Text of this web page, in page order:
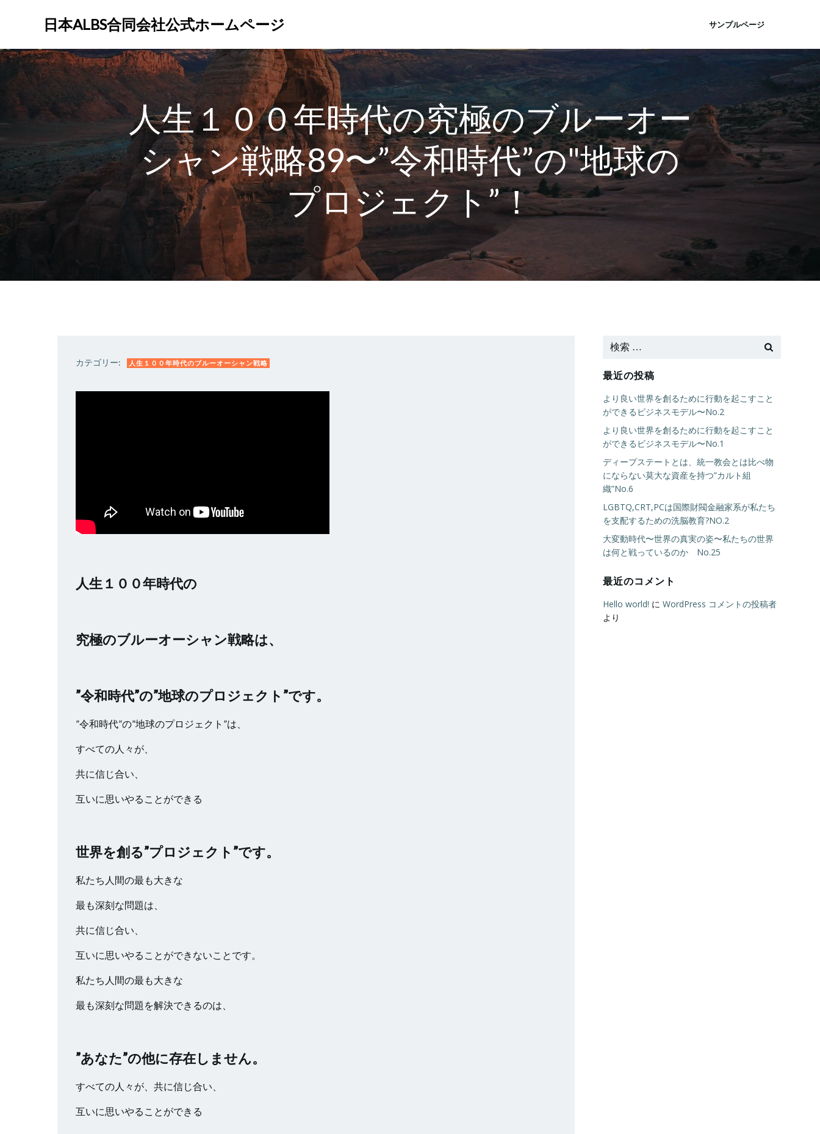
ン
ツ
ッ
日本ALBS合同会社公式ホームページ サンプルページ
人生１００年時代の究極のブルーオー
シャン戦略89〜”令和時代”の"地球の
プロジェクト”！
カテゴリー: 人生１００年時代のブルーオーシャン戦略
人生１００年時代の
究極のブルーオーシャン戦略は、
”令和時代”の”地球のプロジェクト”です。
”令和時代”の”地球のプロジェクト”は、
すべての人々が、
共に信じ合い、
互いに思いやることができる
世界を創る”プロジェクト”です。
私たち人間の最も大きな
最も深刻な問題は、
共に信じ合い、
互いに思いやることができないことです。
私たち人間の最も大きな
最も深刻な問題を解決できるのは、
”あなた”の他に存在しません。
すべての人々が、共に信じ合い、
互いに思いやることができる
最近の投稿
より良い世界を創るために行動を起こすこと
ができるビジネスモデル〜No.2
より良い世界を創るために行動を起こすこと
ができるビジネスモデル〜No.1
ディープステートとは、統一教会とは比べ物
にならない莫大な資産を持つ”カルト組
織”No.6
LGBTQ,CRT,PCは国際財閥金融家系が私たち
を支配するための洗脳教育?NO.2
大変動時代〜世界の真実の姿〜私たちの世界
は何と戦っているのか No.25
最近のコメント
Hello world! に WordPress コメントの投稿者
より